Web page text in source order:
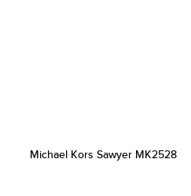
Michael Kors Sawyer MK2528